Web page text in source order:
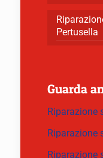
Pertusella
Guarda
Riparazione
Riparazione
Riparazione